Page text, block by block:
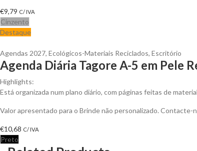
€9,79 C/ IVA
Cinzento
Destaque
Agendas 2027, Ecológicos-Materiais Reciclados, Escritório
Agenda Diária Tagore A-5 em Pele
Highlights:
Está organizada num plano diário, com páginas feitas de
Valor apresentado para o Brinde não personalizado.
€10,68 C/ IVA
Preto